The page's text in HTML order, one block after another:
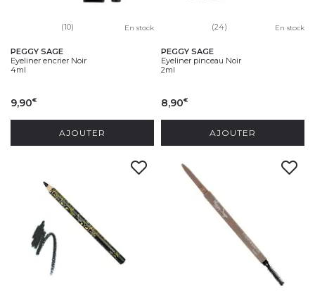
(10) En stock
PEGGY SAGE
Eyeliner encrier Noir
4ml
9,90€
AJOUTER
(24) En stock
PEGGY SAGE
Eyeliner pinceau Noir
2ml
8,90€
AJOUTER